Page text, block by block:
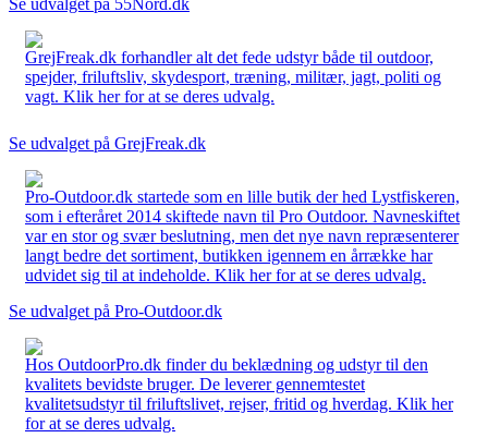
GrejFreak.dk forhandler alt det fede udstyr både til outdoor,
spejder, friluftsliv, skydesport, træning, militær, jagt, politi og
vagt. Klik her for at se deres udvalg.
Se udvalget på GrejFreak.dk
Pro-Outdoor.dk startede som en lille butik der hed Lystfiskeren,
som i efteråret 2014 skiftede navn til Pro Outdoor. Navneskiftet
var en stor og svær beslutning, men det nye navn repræsenterer
langt bedre det sortiment, butikken igennem en årrække har
udvidet sig til at indeholde. Klik her for at se deres udvalg.
Se udvalget på Pro-Outdoor.dk
Hos OutdoorPro.dk finder du beklædning og udstyr til den
kvalitets bevidste bruger. De leverer gennemtestet
kvalitetsudstyr til friluftslivet, rejser, fritid og hverdag. Klik her
for at se deres udvalg.